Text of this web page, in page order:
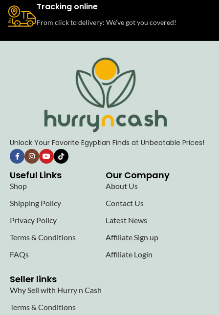
Tracking online
From click to delivery: We’ve got you covered!
Unlock Your Favorite Egyptian Finds at Unbeatable Prices!
Useful Links
Shop
Shipping Policy
Privacy Policy
Terms & Conditions
FAQs
Our Company
About Us
Contact Us
Latest News
Affiliate Sign up
Affiliate Login
Seller links
Why Sell with Hurry n Cash
Terms & Conditions